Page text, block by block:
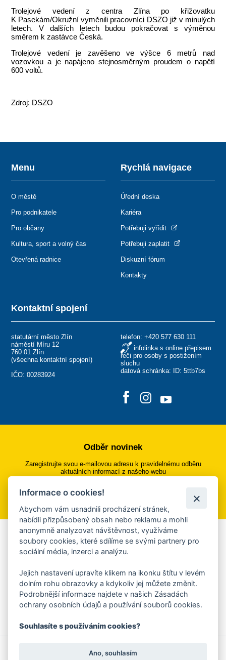
Trolejové vedení z centra Zlína po křižovatku
K Pasekám/Okružní vyměnili pracovníci DSZO již v minulých
letech. V dalších letech budou pokračovat s výměnou
směrem k zastávce Česká.
Trolejové vedení je zavěšeno ve výšce 6 metrů nad
vozovkou a je napájeno stejnosměrným proudem o napětí
600 voltů.
Zdroj: DSZO
Kontaktní spojení
statutární město Zlín
náměstí Míru 12
760 01 Zlín
(všechna kontaktní spojení)
IČO: 00283924
telefon: +420 577 630 111
infolinka s online přepisem
řeči pro osoby s postižením
sluchu
datová schránka: ID: 5ttb7bs
Menu
O městě
Pro podnikatele
Pro občany
Kultura, sport a volný čas
Otevřená radnice
Rychlá navigace
Úřední deska
Kariéra
Potřebuji vyřídit
Potřebuji zaplatit
Diskuzní fórum
Kontakty
Odběr novinek
Zaregistrujte svou e-mailovou adresu k pravidelnému odběru
aktuálních informací z našeho webu
Přihlásit se k odběru
Aplikace Mobilní rozhlas
Chcete dostávat do svého mobilu či mailu upozornění na
ankety, pozvánky na kulturní a sportovní akce?
Více informací o aplikaci
Ochrana osobních údajů
Informace o cookies!
Abychom vám usnadnili procházení stránek,
nabídli přizpůsobený obsah nebo reklamu a mohli
anonymně analyzovat návštěvnost, využíváme
soubory cookies, které sdílíme se svými partnery pro
sociální média, inzerci a analýzu.
Jejich nastavení upravíte klikem na ikonku štítu v levém
dolním rohu obrazovky a kdykoliv jej můžete změnit.
Podrobnější informace najdete v našich Zásadách
ochrany osobních údajů a používání souborů cookies.
Souhlasíte s používáním cookies?
Ano, souhlasím